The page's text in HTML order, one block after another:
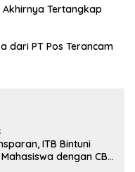
Akhirnya Tertangkap
dari PT Pos Terancam
ITB Bintuni
Mahasiswa dengan CBT